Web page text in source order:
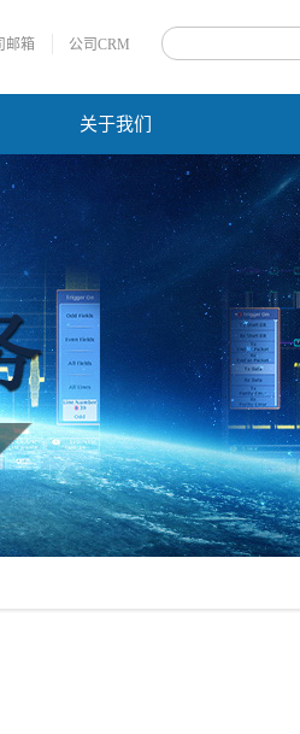
邮箱 公司CRM
关于我们